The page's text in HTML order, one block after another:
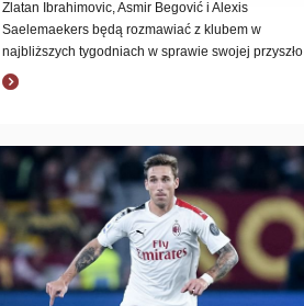
Zlatan Ibrahimovic, Asmir Begović i Alexis
Saelemaekers będą rozmawiać z klubem w
najbliższych tygodniach w sprawie swojej przyszło